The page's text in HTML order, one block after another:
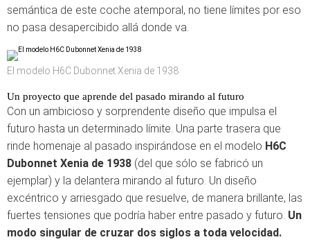
semántica de este coche atemporal, no tiene límites por eso
no pasa desapercibido allá donde va.
El modelo H6C Dubonnet Xenia de 1938
Un proyecto que aprende del pasado mirando al futuro
Con un ambicioso y sorprendente diseño que impulsa el
futuro hasta un determinado límite. Una parte trasera que
rinde homenaje al pasado inspirándose en el modelo H6C
Dubonnet Xenia de 1938 (del que sólo se fabricó un
ejemplar) y la delantera mirando al futuro. Un diseño
excéntrico y arriesgado que resuelve, de manera brillante, las
fuertes tensiones que podría haber entre pasado y futuro. Un
modo singular de cruzar dos siglos a toda velocidad.